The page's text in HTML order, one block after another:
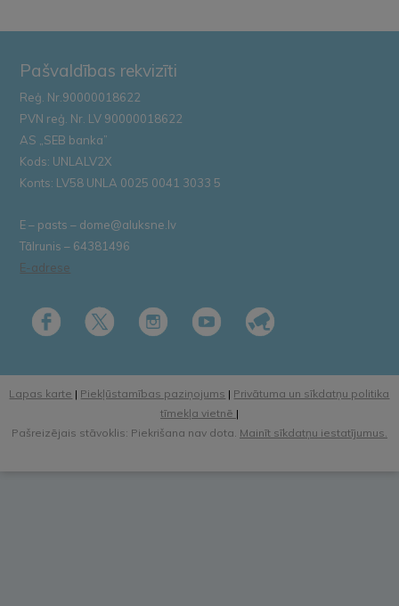
Pašvaldības rekvizīti
Reģ. Nr.90000018622
PVN reģ. Nr. LV 90000018622
AS „SEB banka”
Kods: UNLALV2X
Konts: LV58 UNLA 0025 0041 3033 5
E – pasts – dome@aluksne.lv
Tālrunis – 64381496
E-adrese
Lapas karte | Piekļūstamības paziņojums | Privātuma un sīkdatņu politika
tīmekļa vietnē |
Pašreizējais stāvoklis: Piekrišana nav dota. Mainīt sīkdatņu iestatījumus.